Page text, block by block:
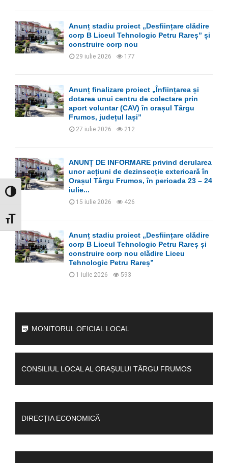
GLISOR NIVEL CONTRAST
GLISOR MĂRIME FONT
Anunț stadiu proiect „Desființare clădire
corp B Liceul Tehnologic Petru Rareș” și
construire corp nou
29 iulie 2026 177
Anunț finalizare proiect „Înființarea și
dotarea unui centru de colectare prin
aport voluntar (CAV) în orașul Târgu
Frumos, județul Iași”
27 iulie 2026 212
ANUNȚ DE INFORMARE privind derularea
unor acțiuni de dezinsecție exterioară în
Orașul Târgu Frumos, în perioada 23 – 24
iulie...
15 iulie 2026 426
Anunț stadiu proiect „Desființare clădire
corp B Liceul Tehnologic Petru Rareș și
construire corp nou clădire Liceu
Tehnologic Petru Rareș”
1 iulie 2026 593
MONITORUL OFICIAL LOCAL
CONSILIUL LOCAL AL ORAȘULUI TÂRGU FRUMOS
DIRECȚIA ECONOMICĂ